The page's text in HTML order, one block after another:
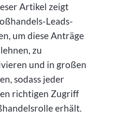
Artikel zeigt
Leads-
um diese Anträge
zu
und in großen
sodass jeder
richtigen Zugriff
erhält.